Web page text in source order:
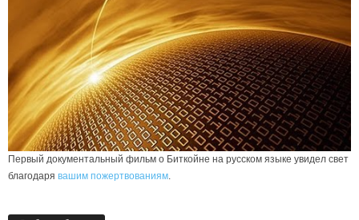
Первый документальный фильм о Биткойне на русском языке увидел свет
благодаря вашим пожертвованиям